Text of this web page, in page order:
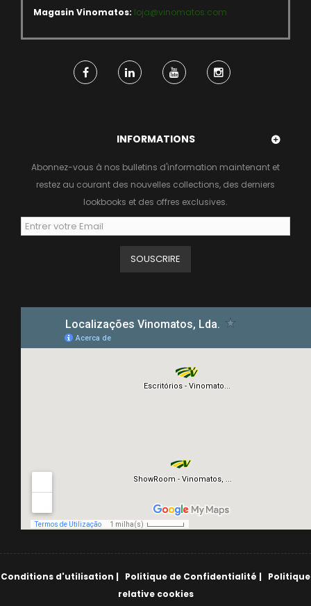
Magasin Vinomatos: loja@vinomatos.com
INFORMATIONS
Abonnez-vous à nos bulletins d'information maintenant et
restez au courant des nouvelles collections, des derniers
lookbooks et des offres exclusives.
SOUSCRIRE
Conditions d'utilisation | Politique de Confidentialité |
Politique
relative cookies